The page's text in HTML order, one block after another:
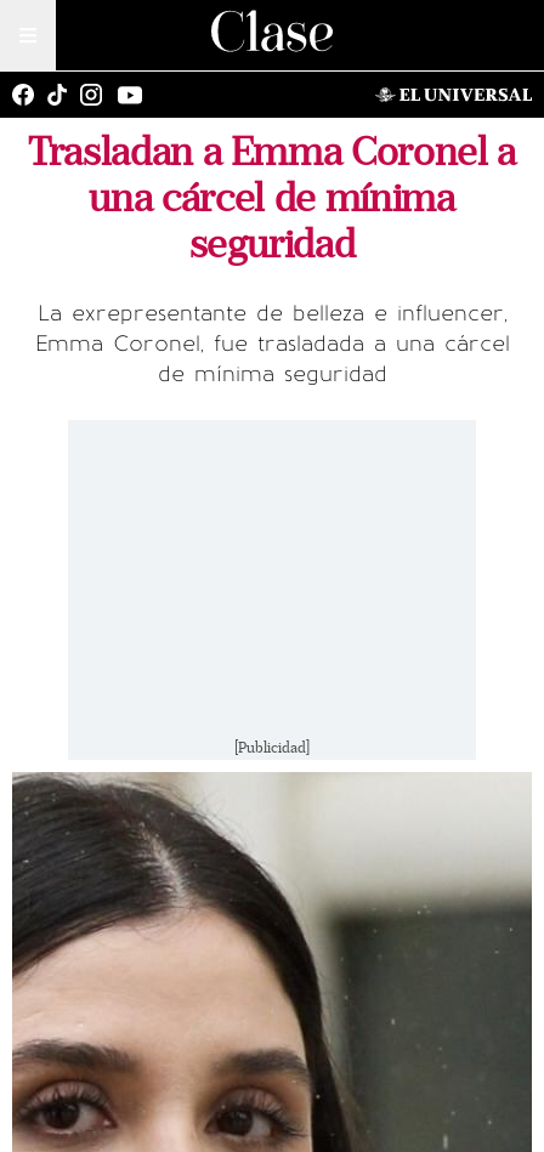
Trasladan a Emma Coronel a
una cárcel de mínima
seguridad
La exrepresentante de belleza e influencer,
Emma Coronel, fue trasladada a una cárcel
de mínima seguridad
[Publicidad]